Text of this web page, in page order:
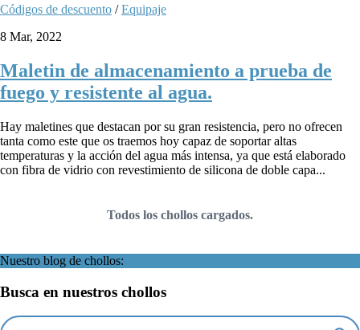
Códigos de descuento /Equipaje
8 Mar, 2022
Maletin de almacenamiento a prueba de
fuego y resistente al agua.
Hay maletines que destacan por su gran resistencia, pero no ofrecen
tanta como este que os traemos hoy capaz de soportar altas
temperaturas y la acción del agua más intensa, ya que está elaborado
con fibra de vidrio con revestimiento de silicona de doble capa...
Todos los chollos cargados.
Nuestro blog de chollos:
Busca en nuestros chollos